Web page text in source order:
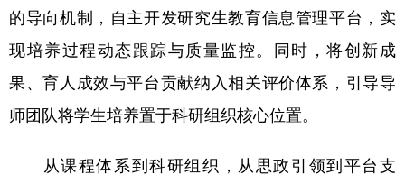
的导向机制，自主开发研究生教育信息管理平台，实
现培养过程动态跟踪与质量监控。同时，将创新成
果、育人成效与平台贡献纳入相关评价体系，引导导
师团队将学生培养置于科研组织核心位置。
从课程体系到科研组织，从思政引领到平台支